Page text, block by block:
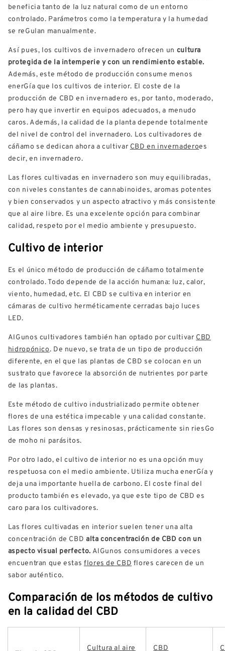
beneficia tanto de la luz natural como de un entorno
controlado. Parámetros como la temperatura y la humedad
se reGulan manualmente.
Así pues, los cultivos de invernadero ofrecen un cultura
protegida de la intemperie y con un rendimiento estable.
Además, este método de producción consume menos
enerGía que los cultivos de interior. El coste de la
producción de CBD en invernadero es, por tanto, moderado,
pero hay que invertir en equipos adecuados, a menudo
caros. Además, la calidad de la planta depende totalmente
del nivel de control del invernadero. Los cultivadores de
cáñamo se dedican ahora a cultivar CBD en invernaderoes
decir, en invernadero.
Las flores cultivadas en invernadero son muy equilibradas,
con niveles constantes de cannabinoides, aromas potentes
y bien conservados y un aspecto atractivo y más consistente
que al aire libre. Es una excelente opción para combinar
calidad, respeto por el medio ambiente y presupuesto.
Cultivo de interior
Es el único método de producción de cáñamo totalmente
controlado. Todo depende de la acción humana: luz, calor,
viento, humedad, etc. El CBD se cultiva en interior en
cámaras de cultivo herméticamente cerradas bajo luces
LED.
AlGunos cultivadores también han optado por cultivar CBD
hidropónico. De nuevo, se trata de un tipo de producción
diferente, en el que las plantas de CBD se colocan en un
sustrato que favorece la absorción de nutrientes por parte
de las plantas.
Este método de cultivo industrializado permite obtener
flores de una estética impecable y una calidad constante.
Las flores son densas y resinosas, prácticamente sin riesGo
de moho ni parásitos.
Por otro lado, el cultivo de interior no es una opción muy
respetuosa con el medio ambiente. Utiliza mucha enerGía y
deja una importante huella de carbono. El coste final del
producto también es elevado, ya que este tipo de CBD es
caro para los cultivadores.
Las flores cultivadas en interior suelen tener una alta
concentración de CBD alta concentración de CBD con un
aspecto visual perfecto. AlGunos consumidores a veces
encuentran que estas flores de CBD flores carecen de un
sabor auténtico.
Comparación de los métodos de cultivo
en la calidad del CBD
Cultura al aire CBD